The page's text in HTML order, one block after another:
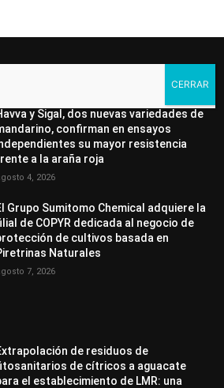
y Sigal, dos nuevas variedades de
confirman en ensayos
su mayor resistencia
a la araña roja
4, 2026
Grupo Sumitomo Chemical adquiere la
de COPYR dedicada al negocio de
de cultivos basada en
Naturales
7, 2026
de residuos de
de cítricos a aguacate
el establecimiento de LMR: una